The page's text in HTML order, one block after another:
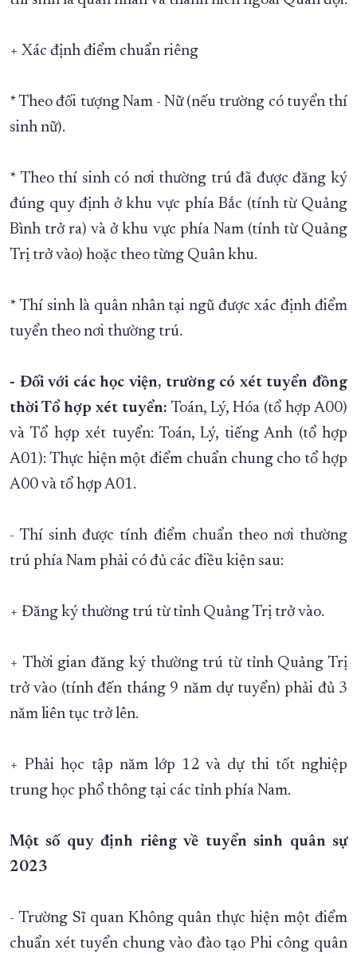
+ Xác định điểm chuẩn riêng
* Theo đối tượng Nam - Nữ (nếu trường có tuyển thí
sinh nữ).
* Theo thí sinh có nơi thường trú đã được đăng ký
đúng quy định ở khu vực phía Bắc (tính từ Quảng
Bình trở ra) và ở khu vực phía Nam (tính từ Quảng
Trị trở vào) hoặc theo từng Quân khu.
* Thí sinh là quân nhân tại ngũ được xác định điểm
tuyển theo nơi thường trú.
- Đối với các học viện, trường có xét tuyển đồng
thời Tổ hợp xét tuyển: Toán, Lý, Hóa (tổ hợp A00)
và Tổ hợp xét tuyển: Toán, Lý, tiếng Anh (tổ hợp
A01): Thực hiện một điểm chuẩn chung cho tổ hợp
A00 và tổ hợp A01.
- Thí sinh được tính điểm chuẩn theo nơi thường
trú phía Nam phải có đủ các điều kiện sau:
+ Đăng ký thường trú từ tỉnh Quảng Trị trở vào.
+ Thời gian đăng ký thường trú từ tỉnh Quảng Trị
trở vào (tính đến tháng 9 năm dự tuyển) phải đủ 3
năm liên tục trở lên.
+ Phải học tập năm lớp 12 và dự thi tốt nghiệp
trung học phổ thông tại các tỉnh phía Nam.
Một số quy định riêng về tuyển sinh quân sự
2023
- Trường Sĩ quan Không quân thực hiện một điểm
chuẩn xét tuyển chung vào đào tạo Phi công quân